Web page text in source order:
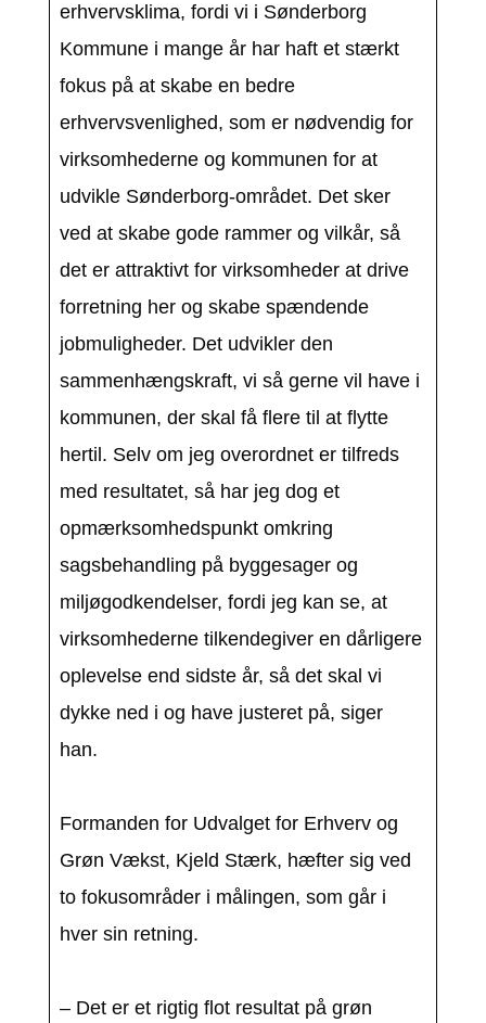
erhvervsklima, fordi vi i Sønderborg
Kommune i mange år har haft et stærkt
fokus på at skabe en bedre
erhvervsvenlighed, som er nødvendig for
virksomhederne og kommunen for at
udvikle Sønderborg-området. Det sker
ved at skabe gode rammer og vilkår, så
det er attraktivt for virksomheder at drive
forretning her og skabe spændende
jobmuligheder. Det udvikler den
sammenhængskraft, vi så gerne vil have i
kommunen, der skal få flere til at flytte
hertil. Selv om jeg overordnet er tilfreds
med resultatet, så har jeg dog et
opmærksomhedspunkt omkring
sagsbehandling på byggesager og
miljøgodkendelser, fordi jeg kan se, at
virksomhederne tilkendegiver en dårligere
oplevelse end sidste år, så det skal vi
dykke ned i og have justeret på, siger
han.
Formanden for Udvalget for Erhverv og
Grøn Vækst, Kjeld Stærk, hæfter sig ved
to fokusområder i målingen, som går i
hver sin retning.
– Det er et rigtig flot resultat på grøn